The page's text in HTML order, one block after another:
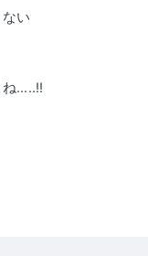
い
.....!!